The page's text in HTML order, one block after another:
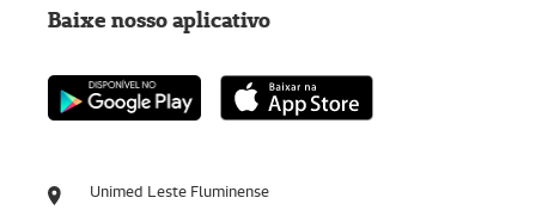
Unimed Leste Fluminense
Baixe nosso aplicativo